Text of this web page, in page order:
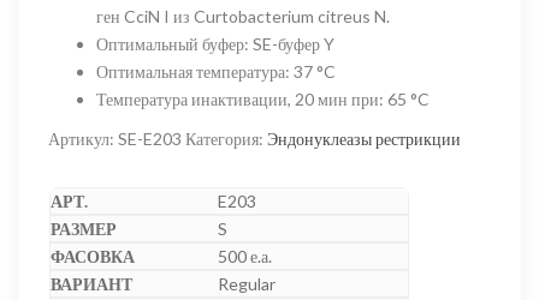
760,00 ₽
ген CciN I из Curtobacterium citreus N.
Оптимальный буфер: SE-буфер Y
Оптимальная температура: 37 °C
Температура инактивации, 20 мин при: 65 °C
Артикул: SE-E203 Категория: Эндонуклеазы рестрикции
E203
S
500 е.а.
Regular